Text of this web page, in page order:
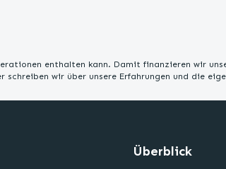
enthalten kann. Damit finanzieren wir
wir über unsere Erfahrungen und die
Überblick